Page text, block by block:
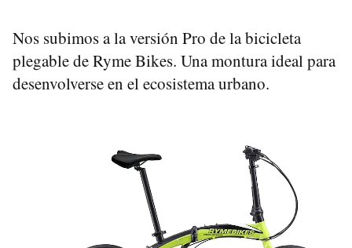
Nos subimos a la versión Pro de la bicicleta
plegable de Ryme Bikes. Una montura ideal para
desenvolverse en el ecosistema urbano.